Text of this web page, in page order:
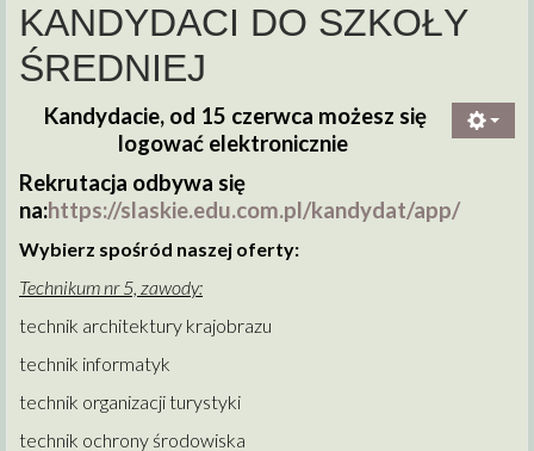
KANDYDACI DO SZKOŁY
ŚREDNIEJ
Kandydacie, od 15 czerwca możesz się
logować elektronicznie
Rekrutacja odbywa się
na:https://slaskie.edu.com.pl/kandydat/app/
Wybierz spośród naszej oferty:
Technikum nr 5, zawody:
technik architektury krajobrazu
technik informatyk
technik organizacji turystyki
technik ochrony środowiska